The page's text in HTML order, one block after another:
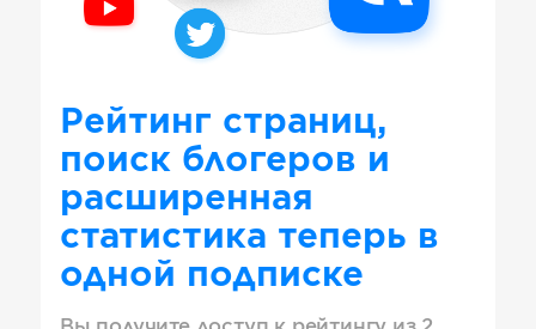
Рейтинг страниц,
поиск блогеров и
расширенная
статистика теперь в
одной подписке